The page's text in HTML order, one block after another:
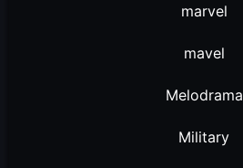
marvel
mavel
Melodrama
Military